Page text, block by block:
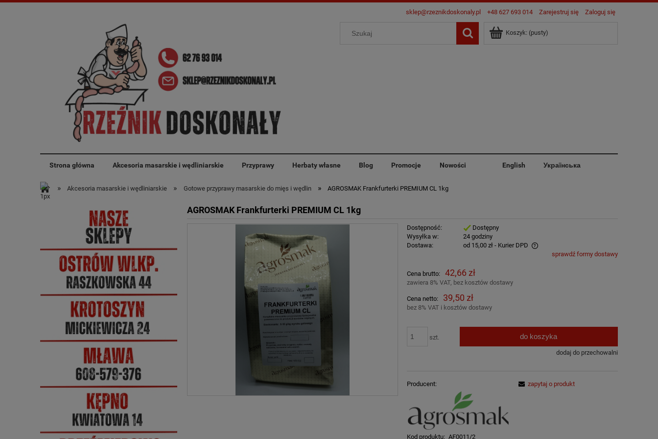
sklep@rzeznikdoskonaly.pl +48 627 693 014 Zarejestruj się Zaloguj się
Koszyk: (pusty)
Strona główna Akcesoria masarskie i wędliniarskie Przyprawy Herbaty własne Blog Promocje Nowości English Українська
» Akcesoria masarskie i wędliniarskie » Gotowe przyprawy masarskie do mięs i wędlin » AGROSMAK Frankfurterki PREMIUM CL 1kg
AGROSMAK Frankfurterki PREMIUM CL 1kg
Dostępność:
Dostępny
Wysyłka w:
24 godziny
Dostawa:
od 15,00 zł - Kurier DPD
Cena nie zawiera ewentualnych kosztów
płatności
sprawdź formy dostawy
Cena brutto: 42,66 zł
zawiera 8% VAT, bez kosztów dostawy
Cena netto: 39,50 zł
bez 8% VAT i kosztów dostawy
szt. do koszyka
dodaj do przechowalni
Producent:
Kod produktu: AF0011/2
zapytaj o produkt